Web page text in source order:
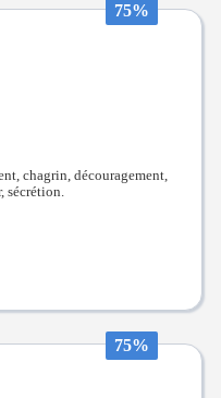
75%
chagrin, découragement,
sécrétion.
75%